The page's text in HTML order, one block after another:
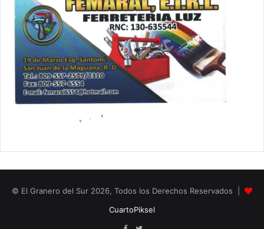
© El Granero del Sur 2026, Todos los Derechos Reservados |
CuartoPiksel